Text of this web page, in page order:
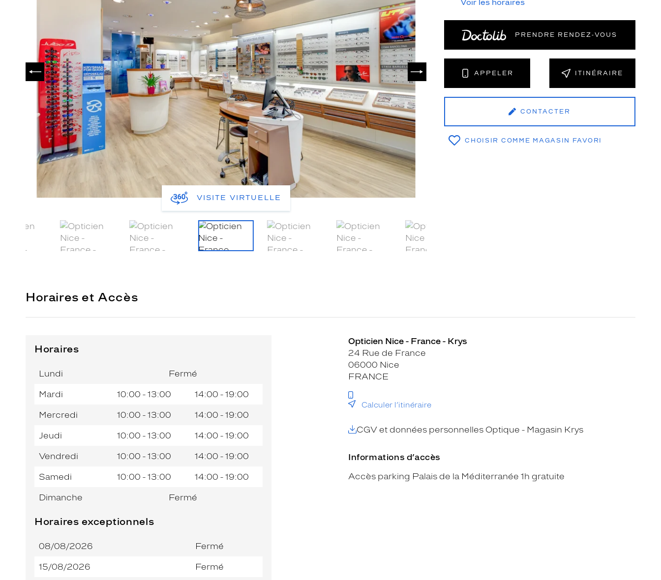
PRÉCÉDENT SUIVANT
VISITE VIRTUELLE
Voir les horaires
PRENDRE RENDEZ‑VOUS
APPELER ITINÉRAIRE
CONTACTER
CHOISIR COMME MAGASIN FAVORI
Horaires et Accès
Horaires
Jour de
semaine
Horaires
Lundi Fermé
Mardi 10:00 - 13:00 14:00 - 19:00
Mercredi 10:00 - 13:00 14:00 - 19:00
Jeudi 10:00 - 13:00 14:00 - 19:00
Vendredi 10:00 - 13:00 14:00 - 19:00
Samedi 10:00 - 13:00 14:00 - 19:00
Dimanche Fermé
Horaires exceptionnels
Jour de
semaine
Horaires
08/08/2026 Fermé
15/08/2026 Fermé
Opticien Nice - France - Krys
24 Rue de France
06000 Nice
FRANCE
Calculer l’itinéraire
CGV et données personnelles Optique - Magasin Krys
Informations d’accès
Accès parking Palais de la Méditerranée 1h gratuite